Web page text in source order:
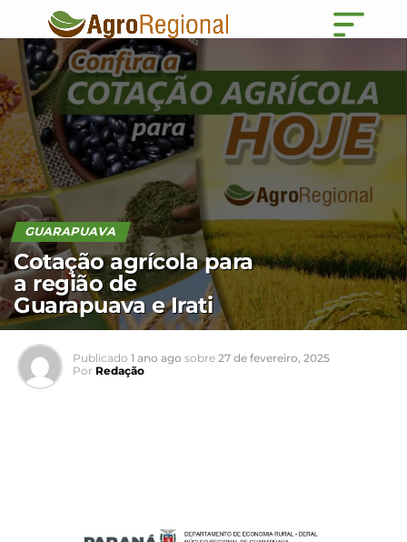
GUARAPUAVA
Cotação agrícola para
a região de
Guarapuava e Irati
Publicado 1 ano ago sobre 27 de fevereiro, 2025
Por Redação